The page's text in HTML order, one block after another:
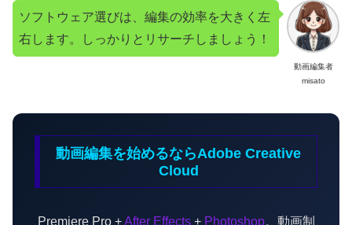
動画編集者
misato
ソフトウェア選びは、編集の効率を大きく左
右します。しっかりとリサーチしましょう！
動画編集を始めるならAdobe Creative
Cloud
Premiere Pro +After Effects+ Photoshop。動画制